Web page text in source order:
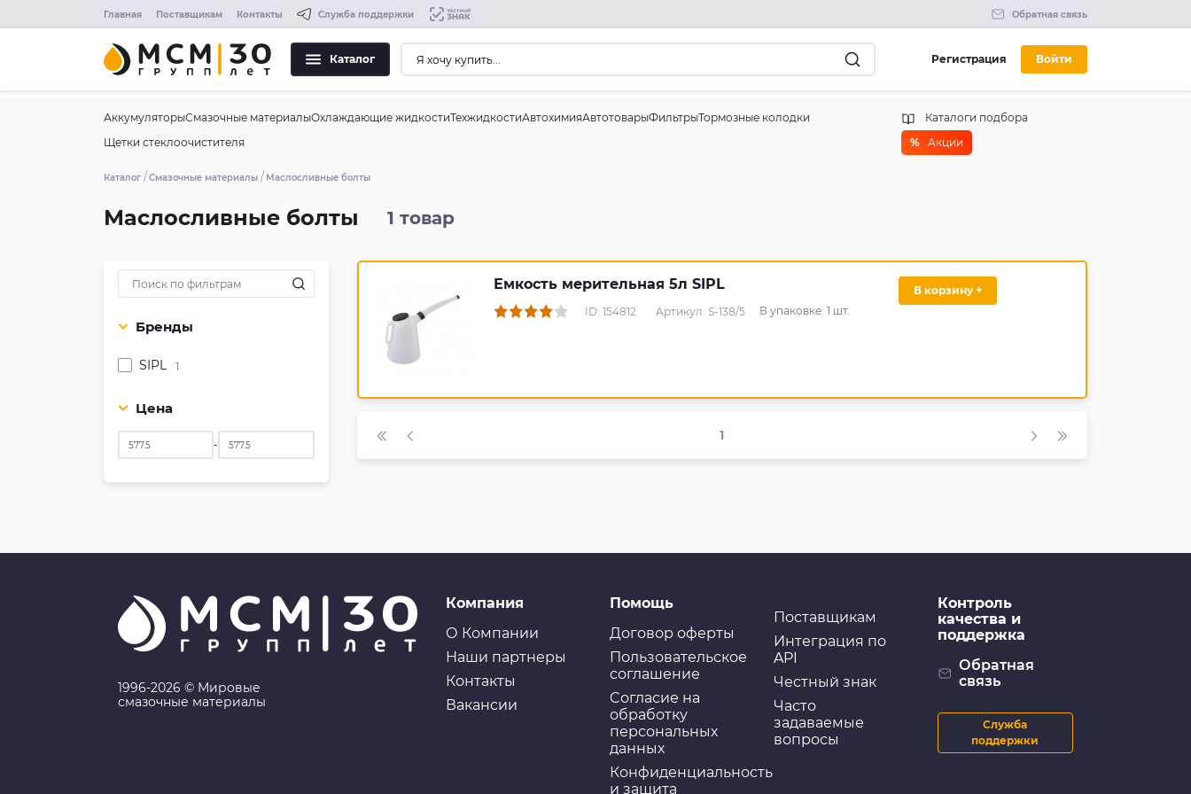
Главная Поставщикам Контакты Служба поддержки Обратная связь
Каталог Регистрация Войти
АккумуляторыСмазочные материалыОхлаждающие жидкостиТехжидкостиАвтохимияАвтотоварыФильтрыТормозные колодки
Щетки стеклоочистителя
Каталоги подбора
% Акции
Каталог Смазочные материалы Маслосливные болты
Маслосливные болты 1 товар
Бренды
SIPL 1
Цена
-
Емкость мерительная 5л SIPL
ID: 154812 Артикул: S-138/5 В упаковке: 1 шт.
В корзину +
1
1996-2026 © Мировые
смазочные материалы
Компания
О Компании
Наши партнеры
Контакты
Вакансии
Помощь
Договор оферты
Пользовательское
соглашение
Cогласие на
обработку
персональных
данных
Конфиденциальность
и защита
Поставщикам
Интеграция по
API
Честный знак
Часто
задаваемые
вопросы
Контроль
качества и
поддержка
Обратная
связь
Служба
поддержки